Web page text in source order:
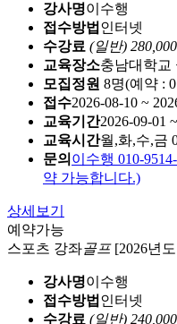
강사명이수행
접수방법 인터넷
수강료 (일반)
교육장소충남대학교
모집정원 8명(예약 :
접수2026-08-10 ~
교육기간2026-09-01
교육시간월,화,수,금
문의 이수행 010-
약 가능합니다.)
상세보기
예약가능
스포츠 강좌골프[2026년
강사명이수행
접수방법 인터넷
수강료 (일반)